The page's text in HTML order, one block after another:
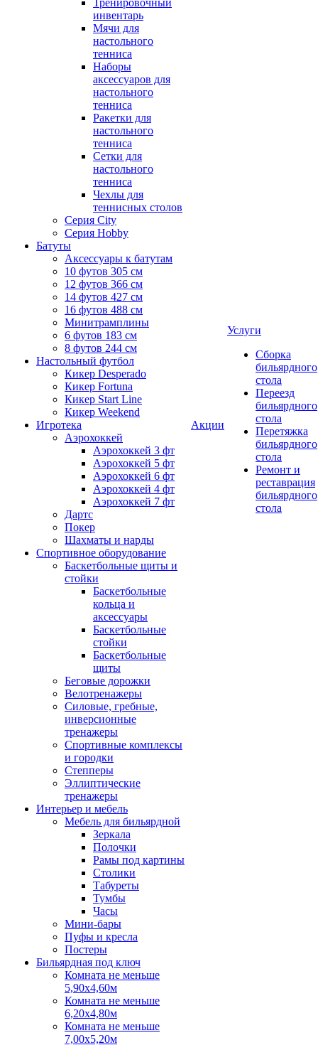
Тренировочный
инвентарь
Мячи для
настольного
тенниса
Наборы
аксессуаров для
настольного
тенниса
Ракетки для
настольного
тенниса
Сетки для
настольного
тенниса
Чехлы для
теннисных столов
Серия City
Серия Hobby
Батуты
Аксессуары к батутам
10 футов 305 см
12 футов 366 см
14 футов 427 см
16 футов 488 см
Минитрамплины
6 футов 183 см
8 футов 244 см
Настольный футбол
Кикер Desperado
Кикер Fortuna
Кикер Start Line
Кикер Weekend
Игротека
Аэрохоккей
Аэрохоккей 3 фт
Аэрохоккей 5 фт
Аэрохоккей 6 фт
Аэрохоккей 4 фт
Аэрохоккей 7 фт
Дартс
Покер
Шахматы и нарды
Спортивное оборудование
Баскетбольные щиты и
стойки
Баскетбольные
кольца и
аксессуары
Баскетбольные
стойки
Баскетбольные
щиты
Беговые дорожки
Велотренажеры
Силовые, гребные,
инверсионные
тренажеры
Спортивные комплексы
и городки
Степперы
Эллиптические
тренажеры
Интерьер и мебель
Мебель для бильярдной
Зеркала
Полочки
Рамы под картины
Столики
Табуреты
Тумбы
Часы
Мини-бары
Пуфы и кресла
Постеры
Бильярдная под ключ
Комната не меньше
5,90х4,60м
Комната не меньше
6,20х4,80м
Комната не меньше
7,00х5,20м
Акции
Услуги
Сборка
бильярдного
стола
Переезд
бильярдного
стола
Перетяжка
бильярдного
стола
Ремонт и
реставрация
бильярдного
стола